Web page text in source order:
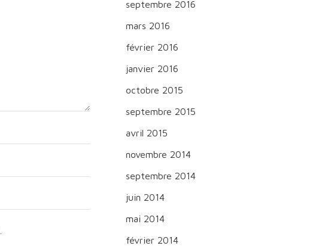
septembre 2016
mars 2016
février 2016
janvier 2016
octobre 2015
septembre 2015
avril 2015
novembre 2014
septembre 2014
juin 2014
mai 2014
février 2014